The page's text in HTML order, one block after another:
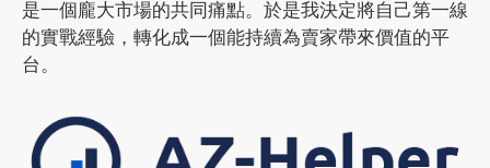
是一個龐大市場的共同痛點。於是我決定將自己第一線
的實戰經驗，轉化成一個能持續為賣家帶來價值的平
台。